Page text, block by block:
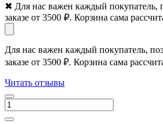
✖ Для нас важен каждый покупатель,
заказе от 3500 ₽. Корзина сама
Для нас важен каждый покупатель,
заказе от 3500 ₽. Корзина сама
Читать отзывы